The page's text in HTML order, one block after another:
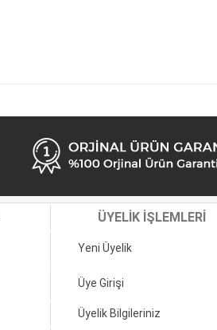
ÜYELİK İŞLEMLERİ
Yeni Üyelik
Üye Girişi
Üyelik Bilgileriniz